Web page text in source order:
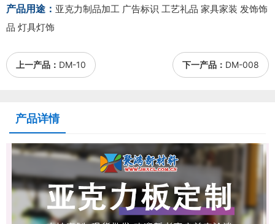
产品用途： 亚克力制品加工 广告标识 工艺礼品 家具家装 发饰饰
品 灯具灯饰
上一产品： DM-10 下一产品： DM-008
产品详情